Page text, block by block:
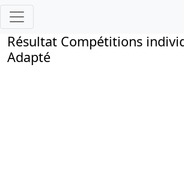
Résultat Compétitions
Adapté